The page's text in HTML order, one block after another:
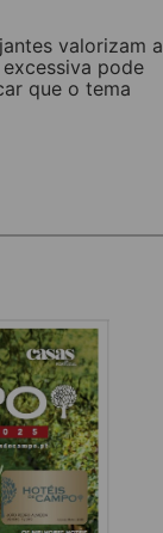
valorizam a
pode
que o tema